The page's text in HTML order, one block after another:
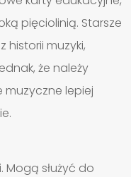
pięciolinią. Starsze
historii muzyki,
że należy
lepiej
służyć do